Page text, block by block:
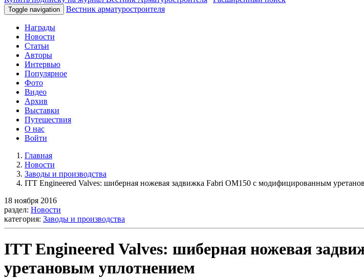
Toggle navigation Вестник арматуростроителя
Награды
Новости
Статьи
Авторы
Интервью
Популярное
Фото
Видео
Архив
Выставки
Путешествия
О нас
Войти
Главная
Новости
Заводы и производства
ITT Engineered Valves: шиберная ножевая задвижка Fabri OM150 с модифицированным
18 ноября 2016
раздел: Новости
категория: Заводы и производства
ITT Engineered Valves: шиберная ножевая
уретановым уплотнением